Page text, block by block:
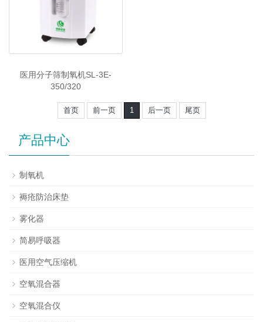
医用分子筛制氧机SL-3E-
350/320
首页 前一页 1 后一页 尾页
产品中心
制氧机
褥疮防治床垫
雾化器
简易呼吸器
医用空气压缩机
空氧混合器
空氧混合仪